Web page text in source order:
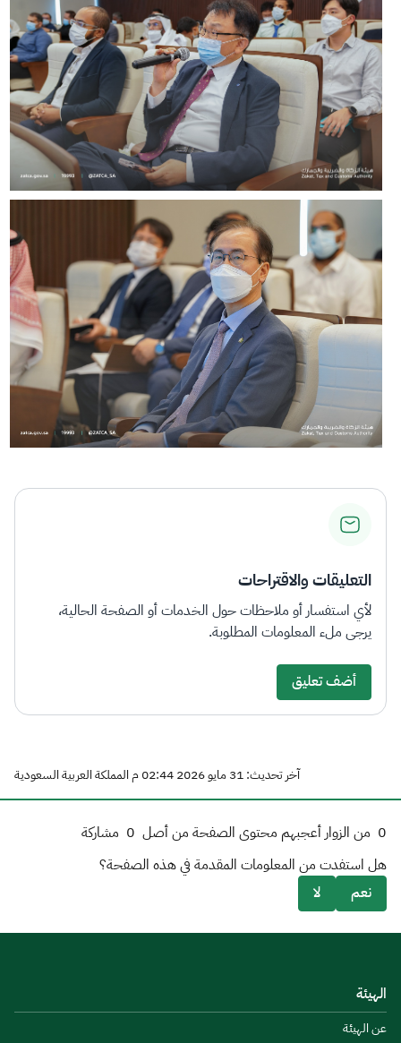
التعليقات والاقتراحات
لأي استفسار أو ملاحظات حول الخدمات أو الصفحة الحالية،
يرجى ملء المعلومات المطلوبة.
أضف تعليق
آخر تحديث: 31 مايو 2026 02:44 م المملكة العربية السعودية
0 من الزوار أعجبهم محتوى الصفحة من أصل 0 مشاركة
هل استفدت من المعلومات المقدمة في هذه الصفحة؟
نعم
لا
الهيئة
عن الهيئة